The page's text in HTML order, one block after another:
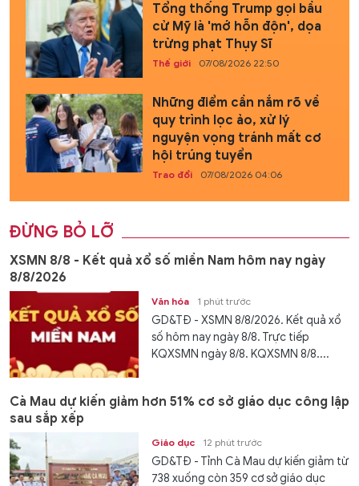
Tổng thống Trump gọi bầu
cử Mỹ là 'mớ hỗn độn', dọa
trừng phạt Thụy Sĩ
Thế giới 07/08/2026 22:50
Những điểm cần nắm rõ về
quy trình lọc ảo, xử lý
nguyện vọng tránh mất cơ
hội trúng tuyển
Trao đổi 07/08/2026 04:06
ĐỪNG BỎ LỠ
XSMN 8/8 - Kết quả xổ số miền Nam hôm nay ngày
8/8/2026
Văn hóa 1 phút trước
GD&TĐ - XSMN 8/8/2026. Kết quả xổ
số hôm nay ngày 8/8. Trực tiếp
KQXSMN ngày 8/8. KQXSMN 8/8....
Cà Mau dự kiến giảm hơn 51% cơ sở giáo dục công lập
sau sắp xếp
Giáo dục 12 phút trước
GD&TĐ - Tỉnh Cà Mau dự kiến giảm từ
738 xuống còn 359 cơ sở giáo dục